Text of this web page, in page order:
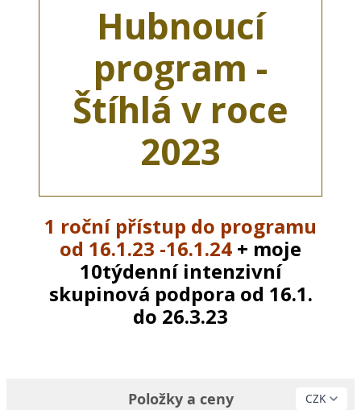
Hubnoucí
program -
Štíhlá v roce
2023
1 roční přístup do programu
od 16.1.23 -16.1.24 + moje
10týdenní intenzivní
skupinová podpora od 16.1.
do 26.3.23
Položky a ceny